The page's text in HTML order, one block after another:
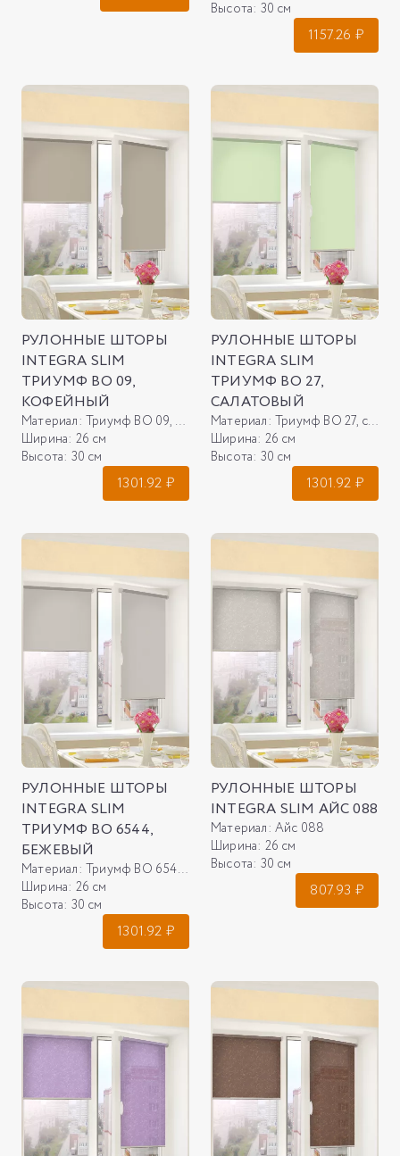
Высота: 30 см
1157.26 ₽
РУЛОННЫЕ ШТОРЫ
INTEGRA SLIM
ТРИУМФ ВО 09,
КОФЕЙНЫЙ
Материал: Триумф ВО 09, кофейный
Ширина: 26 см
Высота: 30 см
1301.92 ₽
РУЛОННЫЕ ШТОРЫ
INTEGRA SLIM
ТРИУМФ ВО 27,
САЛАТОВЫЙ
Материал: Триумф ВО 27, салатовый
Ширина: 26 см
Высота: 30 см
1301.92 ₽
РУЛОННЫЕ ШТОРЫ
INTEGRA SLIM
ТРИУМФ ВО 6544,
БЕЖЕВЫЙ
Материал: Триумф ВО 6544, бежевый
Ширина: 26 см
Высота: 30 см
1301.92 ₽
РУЛОННЫЕ ШТОРЫ
INTEGRA SLIM АЙС 088
Материал: Айс 088
Ширина: 26 см
Высота: 30 см
807.93 ₽